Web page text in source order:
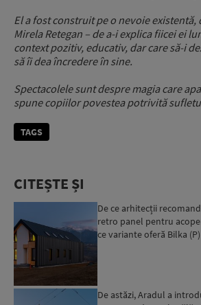
El a fost construit pe o nevoie
Mirela Retegan – de a-i explica fiicei ei
context pozitiv, educativ, dar care să-i
să îi dea încredere în sine.
Spectacolele sunt despre magia care
spune copiilor povestea potrivită
TAGS
CITEȘTE ȘI
De ce arhitecții
retro panel pentru
ce variante oferă Bilka (P)
De astăzi, Aradul a